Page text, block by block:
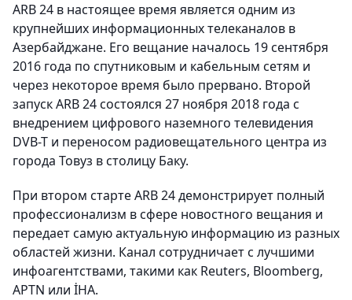
ARB 24 в настоящее время является одним из
крупнейших информационных телеканалов в
Азербайджане. Его вещание началось 19 сентября
2016 года по спутниковым и кабельным сетям и
через некоторое время было прервано. Второй
запуск ARB 24 состоялся 27 ноября 2018 года с
внедрением цифрового наземного телевидения
DVB-T и переносом радиовещательного центра из
города Товуз в столицу Баку.
При втором старте ARB 24 демонстрирует полный
профессионализм в сфере новостного вещания и
передает самую актуальную информацию из разных
областей жизни. Канал сотрудничает с лучшими
инфоагентствами, такими как Reuters, Bloomberg,
APTN или İHA.